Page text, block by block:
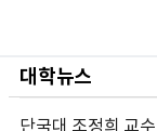
대학뉴스